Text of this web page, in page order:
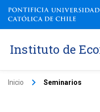
Instituto de
Inicio keyboard_arrow_right Seminarios